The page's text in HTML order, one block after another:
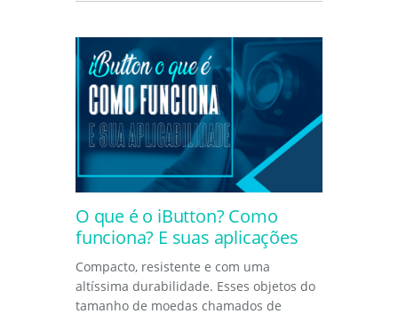
O que é o iButton? Como
funciona? E suas aplicações
Compacto, resistente e com uma
altíssima durabilidade. Esses objetos do
tamanho de moedas chamados de